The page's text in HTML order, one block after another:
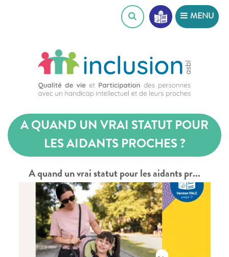
MENU
A QUAND UN VRAI STATUT POUR
LES AIDANTS PROCHES ?
A quand un vrai statut pour les aidants pr...